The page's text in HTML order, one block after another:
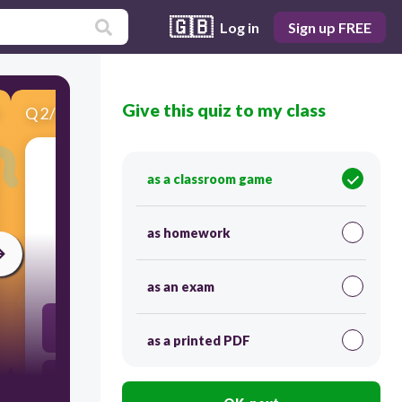
🇬🇧 Log in Sign up FREE
Q2/5 Score 0
bayan.
Mga paglalabanan ng mga diyos at diyosa
Give this quiz to my class
as a classroom game
as homework
as an exam
as a printed PDF